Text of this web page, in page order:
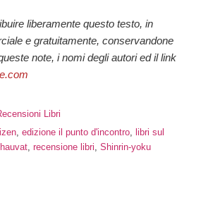
liberamente questo testo, in
e gratuitamente, conservandone
note, i nomi degli autori ed il link
Libri
, edizione il punto d'incontro, libri sul
, recensione libri, Shinrin-yoku